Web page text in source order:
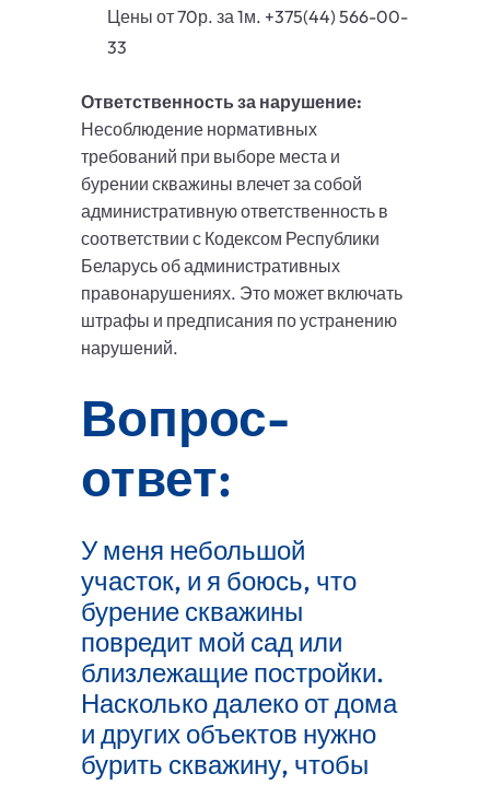
Цены от 70р. за 1м. +375(44) 566-00-
33
Ответственность за нарушение:
Несоблюдение нормативных
требований при выборе места и
бурении скважины влечет за собой
административную ответственность в
соответствии с Кодексом Республики
Беларусь об административных
правонарушениях. Это может включать
штрафы и предписания по устранению
нарушений.
Вопрос-
ответ:
У меня небольшой
участок, и я боюсь, что
бурение скважины
повредит мой сад или
близлежащие постройки.
Насколько далеко от дома
и других объектов нужно
бурить скважину, чтобы